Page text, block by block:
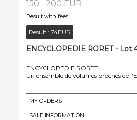
150 - 200 EUR
Result with fees
Result : 74EUR
ENCYCLOPEDIE RORET - Lot
ENCYCLOPEDIE RORET
Un ensemble de volumes brochés de
MY ORDERS
SALE INFORMATION